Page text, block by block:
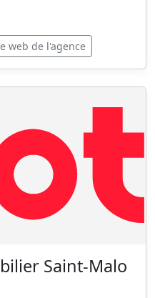
web de l'agence
Saint-Malo